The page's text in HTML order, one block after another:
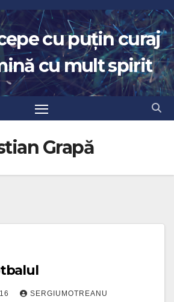
cu puțin curaj
cu mult spirit
Grapă
SERGIUMOTREANU